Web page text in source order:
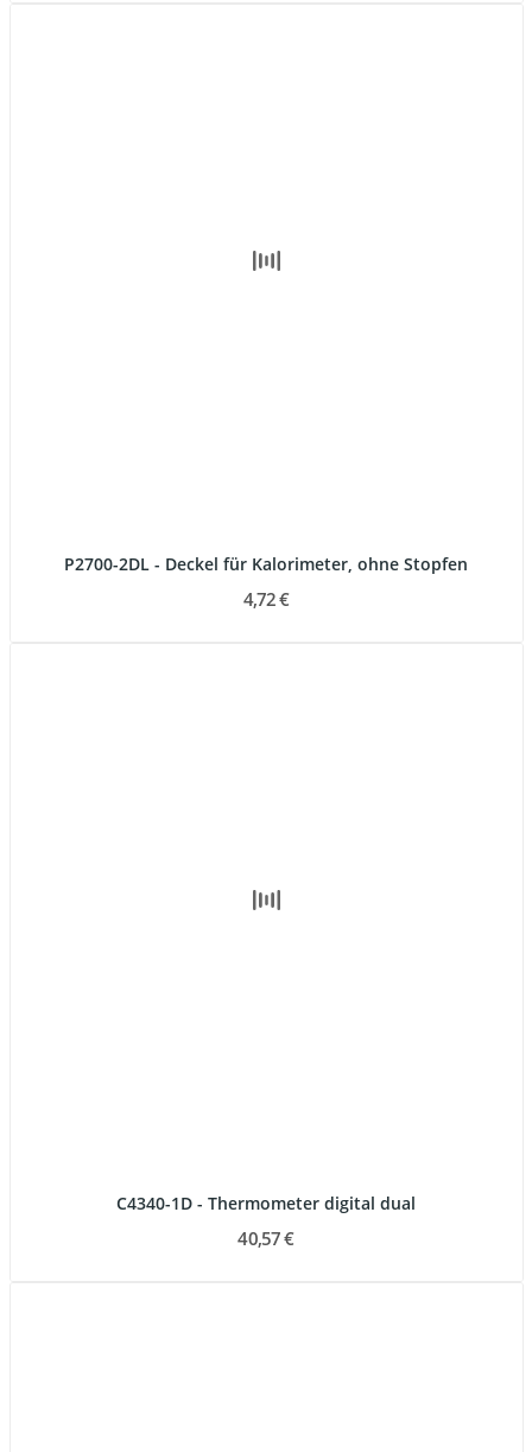
P2700-2DL - Deckel für Kalorimeter, ohne Stopfen
4,72 €
C4340-1D - Thermometer digital dual
40,57 €